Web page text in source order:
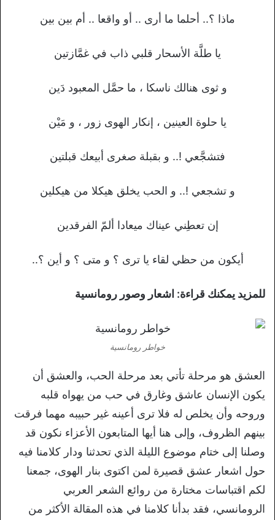
ماذا ؟.. أحلما ما أرى .. أو واقعا .. أم بين بين
يا طلَّة الأسحار قلبي ذاب في غمَّازتين
و ثوى هنالك ناسكا ، ما حمَّل المعبود دَين
يا حلوة العينين ، إنكار الهوى زور ، و مَيْن
فتشجَّعي !.. و بقبلة صغرى أبيعك قبلتين
و تشجعي !.. و الحب يخلق هيكلا من هيكلين
إن تعطِني عيناك ميعادا ألمّ الفرقدين
أيكون من حظي لقاء يا ترى ؟ و متى ؟ و أين ؟..
للمزيد يمكنك قراءة: اشعار وصور رومانسية
خواطر رومانسية
العشق هو مرحلة تأتي بعد مرحلة الحب، والعشق أن
يكون الإنسان عاشق وغارق في حب من يهواه قلبه
وروحه وأن يخلص له فلا ترى أعينه غير حبيبه مهما فرقت
بينهم الظروف، وإلى هنا أيها المتابعون الأعزاء نكون قد
وصلنا إلى ختام موضوع الليلة الذي تحدثنا ودار كلامنا فيه
حول اشعار عشق قصيرة لمن اكتوى بنار الهوى، جمعنا
لكم اقتباسات مختارة من روائع الشعر العربي
الرومانسي، فقد بدأنا كلامنا في هذه المقالة الأكثر من